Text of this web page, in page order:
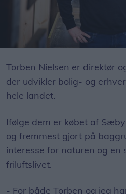
Torben Nielsen er direktør
der udvikler bolig- og
hele landet.
Ifølge dem er købet af
og fremmest gjort på
interesse for naturen og en
friluftslivet.
- For både Torben og jeg